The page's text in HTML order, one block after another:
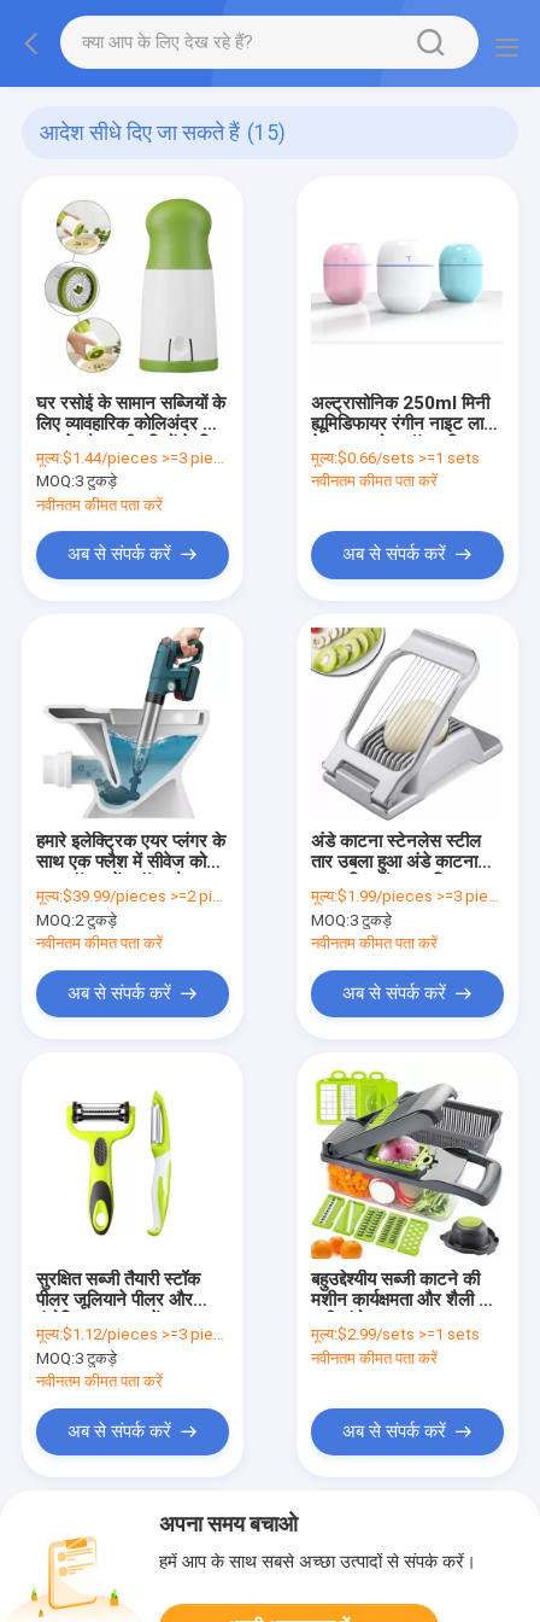
आदेश सीधे दिए जा सकते हैं (15)
घर रसोई के सामान सब्जियों के
लिए व्यावहारिक कोलिअंदर मिल
दलिया
मूल्य:$1.44/pieces >=3 pieces
MOQ:3 टुकड़े
नवीनतम कीमत पता करें
अब से संपर्क करें
अल्ट्रासोनिक 250ml मिनी
ह्यूमिडिफायर रंगीन नाइट लाइट
100g
मूल्य:$0.66/sets >=1 sets
नवीनतम कीमत पता करें
अब से संपर्क करें
हमारे इलेक्ट्रिक एयर प्लंगर के
साथ एक फ्लैश में सीवेज को
OEM/ODM स्वीकार करते हैं
मूल्य:$39.99/pieces >=2 pieces
MOQ:2 टुकड़े
नवीनतम कीमत पता करें
अब से संपर्क करें
अंडे काटना स्टेनलेस स्टील
तार उबला हुआ अंडे काटना
मूल्य:$1.99/pieces >=3 pieces
MOQ:3 टुकड़े
नवीनतम कीमत पता करें
अब से संपर्क करें
सुरक्षित सब्जी तैयारी स्टॉक
पीलर जूलियाने पीलर और
19*2.5*2 सेमी आकार
मूल्य:$1.12/pieces >=3 pieces
MOQ:3 टुकड़े
नवीनतम कीमत पता करें
अब से संपर्क करें
बहुउद्देश्यीय सब्जी काटने की
मशीन कार्यक्षमता और शैली का
मूल्य:$2.99/sets >=1 sets
नवीनतम कीमत पता करें
अब से संपर्क करें
अपना समय बचाओ
हमें आप के साथ सबसे अच्छा उत्पादों से संपर्क करें।